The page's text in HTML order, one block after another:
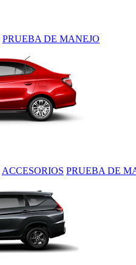
PRUEBA DE MANEJO
ACCESORIOS PRUEBA DE